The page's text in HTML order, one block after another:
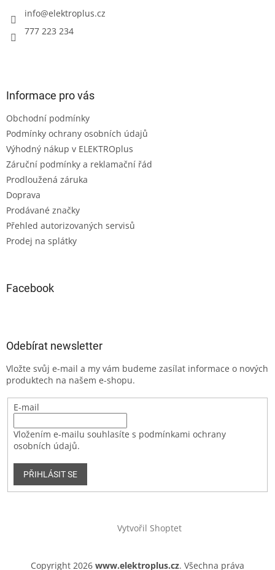
info@elektroplus.cz
777 223 234
Informace pro vás
Obchodní podmínky
Podmínky ochrany osobních údajů
Výhodný nákup v ELEKTROplus
Záruční podmínky a reklamační řád
Prodloužená záruka
Doprava
Prodávané značky
Přehled autorizovaných servisů
Prodej na splátky
Facebook
Odebírat newsletter
Vložte svůj e-mail a my vám budeme zasílat informace o nových
produktech na našem e-shopu.
E-mail
Vložením e-mailu souhlasíte s podmínkami ochrany
osobních údajů.
PŘIHLÁSIT SE
Vytvořil Shoptet
Copyright 2026 www.elektroplus.cz. Všechna práva